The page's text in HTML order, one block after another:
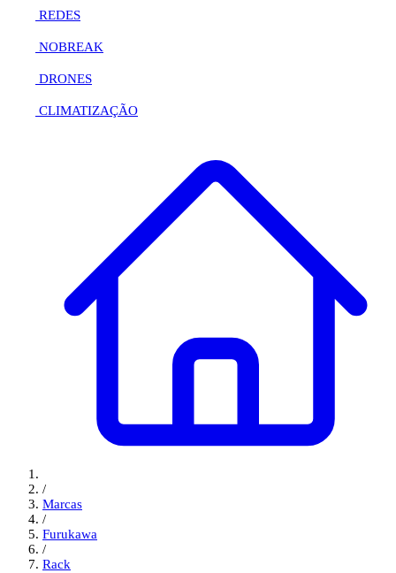
REDES
NOBREAK
DRONES
CLIMATIZAÇÃO
/
Marcas
/
Furukawa
/
Rack